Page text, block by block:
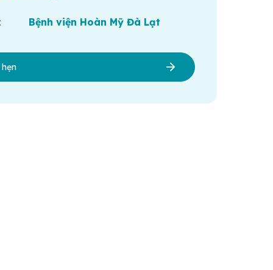
Bệnh viện Hoàn Mỹ Đà Lạt